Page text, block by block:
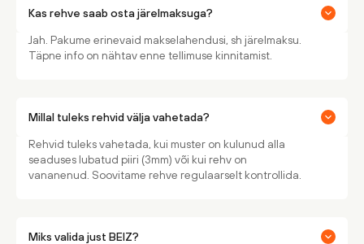
Kas rehve saab osta järelmaksuga?
Jah. Pakume erinevaid makselahendusi, sh järelmaksu.
Täpne info on nähtav enne tellimuse kinnitamist.
Millal tuleks rehvid välja vahetada?
Rehvid tuleks vahetada, kui muster on kulunud alla
seaduses lubatud piiri (3mm) või kui rehv on
vananenud. Soovitame rehve regulaarselt kontrollida.
Miks valida just BEIZ?